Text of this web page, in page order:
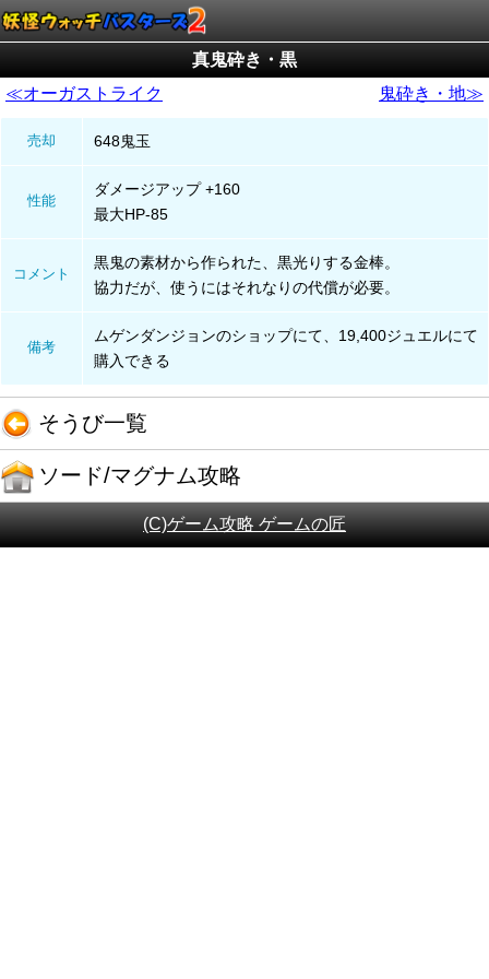
真鬼砕き・黒
≪オーガストライク
鬼砕き・地≫
売却 648鬼玉
性能
ダメージアップ +160
最大HP-85
コメント
黒鬼の素材から作られた、黒光りする金棒。
協力だが、使うにはそれなりの代償が必要。
備考
ムゲンダンジョンのショップにて、19,400ジュエルにて
購入できる
そうび一覧
ソード/マグナム攻略
(C)ゲーム攻略 ゲームの匠